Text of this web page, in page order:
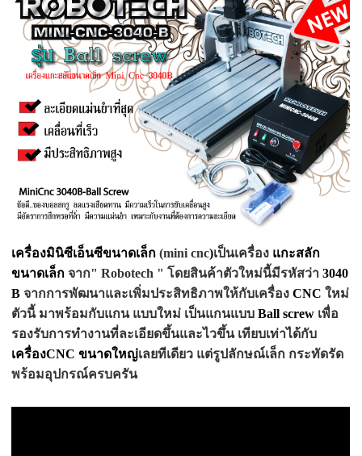
เครื่องมินิซีเอ็นซีขนาดเล็ก (mini cnc)เป็นเครื่อง แกะสลัก
ขนาดเล็ก จาก" Robotech " โดยสินค้าตัวใหม่นี้มีรหัสว่า 3040
B จากการพัฒนาและเพิ่มประสิทธิภาพให้กับเครื่องCNCใหม่
ตัวนี้ มาพร้อมกับแกน แบบใหม่ เป็นแกนแบบ Ball screw เพื่อ
รองรับการทำงานที่ละเอียดขึ้นและไวขึ้น เทียบเท่าได้กับ
เครื่องCNC ขนาดใหญ่เลยทีเดียว แต่รูปลักษณ์เล็ก กระทัดรัด
พร้อมอุปกรณ์ครบครัน